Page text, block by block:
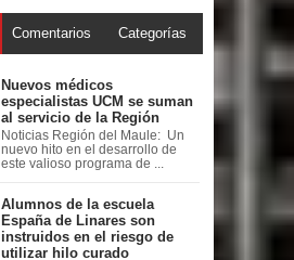
Comentarios Categorías
Nuevos médicos
especialistas UCM se suman
al servicio de la Región
Noticias Región del Maule: Un
nuevo hito en el desarrollo de
este valioso programa de ...
Alumnos de la escuela
España de Linares son
instruidos en el riesgo de
utilizar hilo curado